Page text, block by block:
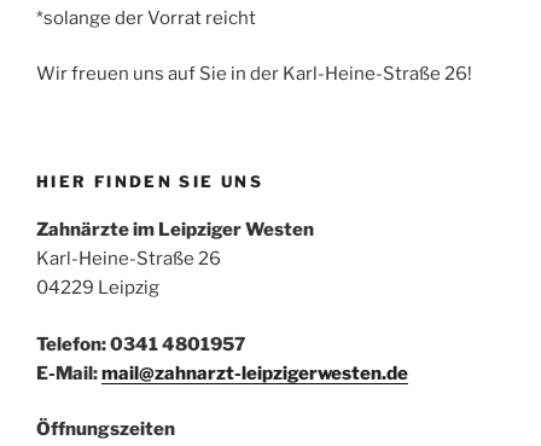
*solange der Vorrat reicht
Wir freuen uns auf Sie in der Karl-Heine-Straße 26!
HIER FINDEN SIE UNS
Zahnärzte im Leipziger Westen
Karl-Heine-Straße 26
04229 Leipzig
Telefon: 0341 4801957
E-Mail:mail@zahnarzt-leipzigerwesten.de
Öffnungszeiten